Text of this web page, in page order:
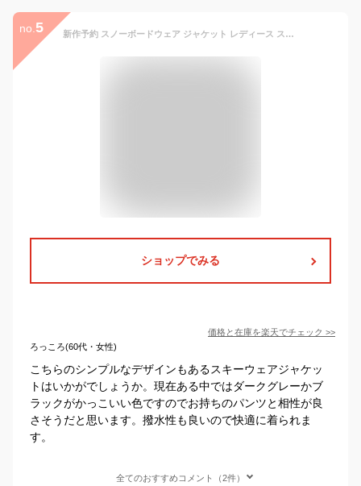
no. 5 新作予約 スノーボードウェア ジャケット レディース スキーウェア スノボウェア ボードウェア オーバーサイズ ゆったり スノボ スノーボード スノボー スキー スノボーウェア スノーウェア ウェア ウエア 激安 ICJ-819
ショップでみる
価格と在庫を楽天でチェック >>
ろっころ(60代・女性)
こちらのシンプルなデザインもあるスキーウェアジャケッ
トはいかがでしょうか。現在ある中ではダークグレーかブ
ラックがかっこいい色ですのでお持ちのパンツと相性が良
さそうだと思います。撥水性も良いので快適に着られま
す。
全てのおすすめコメント（2件）